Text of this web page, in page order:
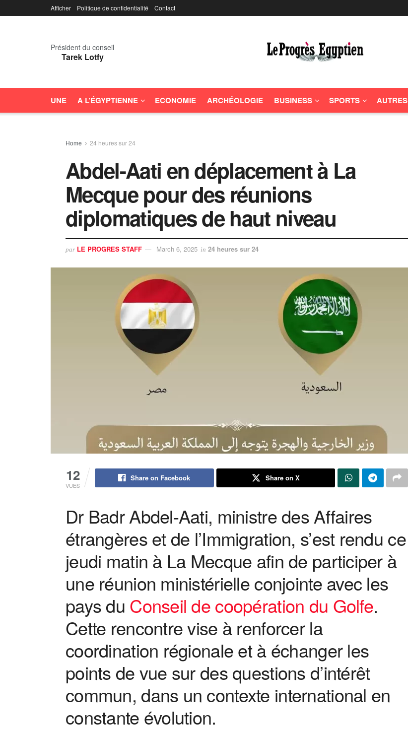
Afficher Politique de confidentialité Contact
Président du conseil
Tarek Lotfy
UNE A L’ÉGYPTIENNE ECONOMIE ARCHÉOLOGIE BUSINESS SPORTS AUTRES
Home 24 heures sur 24
Abdel-Aati en déplacement à La
Mecque pour des réunions
diplomatiques de haut niveau
par LE PROGRES STAFF March 6, 2025 in 24 heures sur 24
12
VUES
Share on Facebook Share on X
Dr Badr Abdel-Aati, ministre des Affaires
étrangères et de l’Immigration, s’est rendu ce
jeudi matin à La Mecque afin de participer à
une réunion ministérielle conjointe avec les
pays du Conseil de coopération du Golfe.
Cette rencontre vise à renforcer la
coordination régionale et à échanger les
points de vue sur des questions d’intérêt
commun, dans un contexte international en
constante évolution.